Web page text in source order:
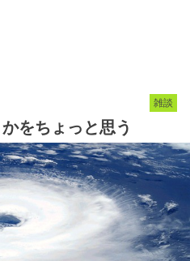
雑談
をちょっと思う